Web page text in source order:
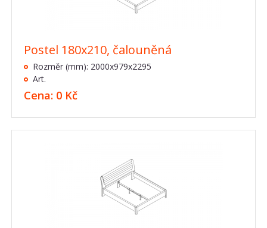
Postel 180x210, čalouněná
Rozměr (mm): 2000x979x2295
Art.
Cena: 0 Kč